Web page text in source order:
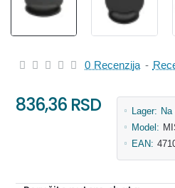
0 Recenzija -
836,36 RSD Lager:
Model:
EAN: